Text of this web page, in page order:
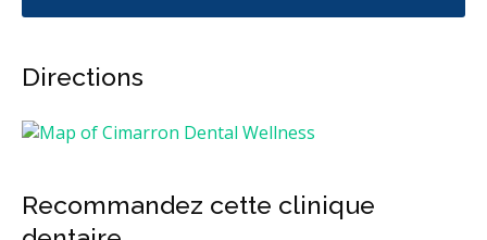
Directions
Recommandez cette clinique